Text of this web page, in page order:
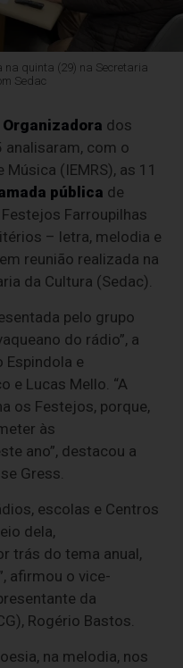
na quinta (29) na Secretaria
Sedac
dos
analisaram, com o
(IEMRS), as 11
pública de
Farroupilhas
– letra, melodia e
reunião realizada na
da Cultura (Sedac).
pelo grupo
do rádio”, a
Espindola e
e Lucas Mello. “A
os Festejos, porque,
às
ano”, destacou a
Gress.
escolas e Centros
dela,
trás do tema anual,
afirmou o vice-
da
, Rogério Bastos.
na melodia, nos